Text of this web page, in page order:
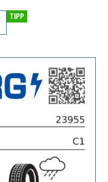
TIPP